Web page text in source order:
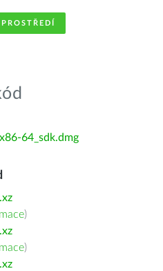
64_sdk.dmg
)
)